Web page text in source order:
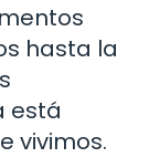
hasta la
está
vivimos.